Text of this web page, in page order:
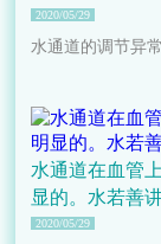
2020/05/29
水通道的调节异
水通道在血管
显的。水若善
2020/05/29